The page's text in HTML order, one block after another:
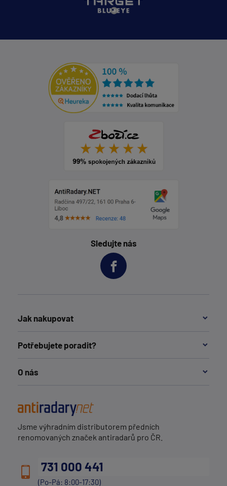
Sledujte nás
Jak nakupovat
Potřebujete poradit?
O nás
Jsme výhradním distributorem předních
renomovaných značek antiradarů pro ČR.
731 000 441
(Po-Pá: 8:00-17:30)